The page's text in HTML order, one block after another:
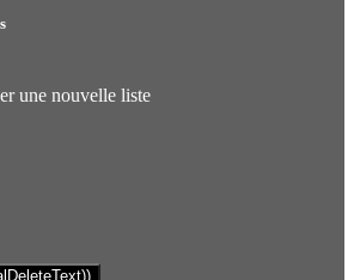
une nouvelle liste